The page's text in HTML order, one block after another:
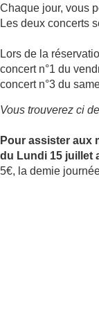
Chaque jour, vous
Les deux concerts
Lors de la
concert n°1 du
concert n°3 du
Vous trouverez ci
Pour assister aux
du Lundi 15 juillet
5€, la demie